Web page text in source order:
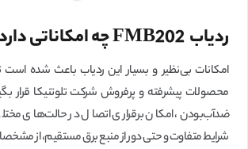
ردیاب چه امکاناتی
امکانات بی‌نظیر و بسیار این ردیاب باعث شده است
محصولات پیشرفته و پرفروش شرکت تلوتنیکا قرار
ضدآب‌بودن، امکان برقراری اتصال در حالت‌های
شرایط متفاوت و حتی دور از منبع برق مستقیم، از